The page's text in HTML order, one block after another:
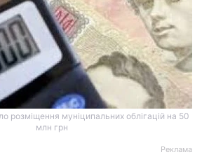
розміщення муніципальних облігацій на 50
млн грн
Реклама